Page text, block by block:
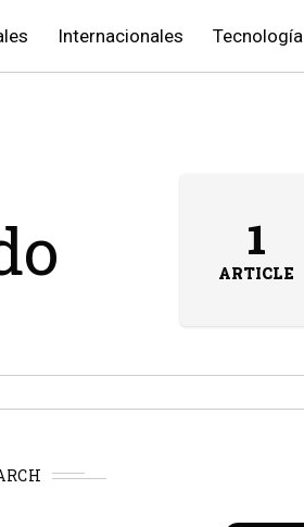
Internacionales Tecnología
1
ARTICLE